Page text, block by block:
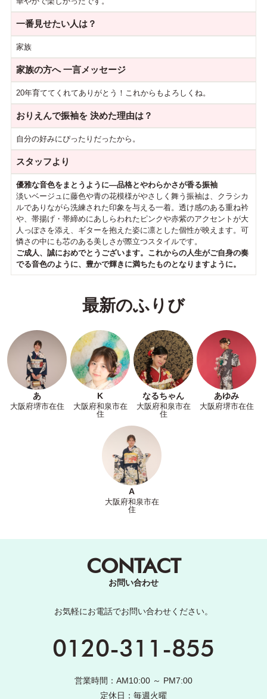
一番見せたい人は？
家族
家族の方へ一言メッセージ
20年育ててくれてありがとう！これからもよろしくね。
おりえんで振袖を決めた理由は？
自分の好みにぴったりだったから。
スタッフより
優雅な音色をまとうように—品格とやわらかさが香る振袖
淡いベージュに藤色や青の花模様がやさしく舞う振袖は、クラシカ
ルでありながら洗練された印象を与える一着。透け感のある重ね衿
や、帯揚げ・帯締めにあしらわれたピンクや赤紫のアクセントが大
人っぽさを添え、ギターを抱えた姿に凛とした個性が映えます。可
憐さの中にも芯のある美しさが際立つスタイルです。
ご成人、誠におめでとうございます。これからの人生がご自身の奏
でる音色のように、豊かで輝きに満ちたものとなりますように。
最新のふりび
あ
大阪府堺市在住
K
大阪府和泉市在
住
なるちゃん
大阪府和泉市在
住
あゆみ
大阪府堺市在住
A
大阪府和泉市在
住
CONTACT
お問い合わせ
お気軽にお電話でお問い合わせください。
0120-311-855
営業時間：AM10:00 ～ PM7:00
定休日：毎週火曜